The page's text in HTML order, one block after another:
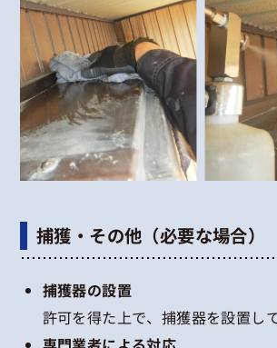
捕獲・その他（必要な場合）
捕獲器の設置
許可を得た上で、捕獲器を設置し